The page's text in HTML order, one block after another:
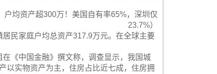
户均资产超300万！美国自有率65%，深圳仅
23.7%）
民家庭户均总资产317.9万元。在全球主要
《中国金融》撰文称，调查显示，我国城
以实物资产为主，住房占比近七成，住房拥